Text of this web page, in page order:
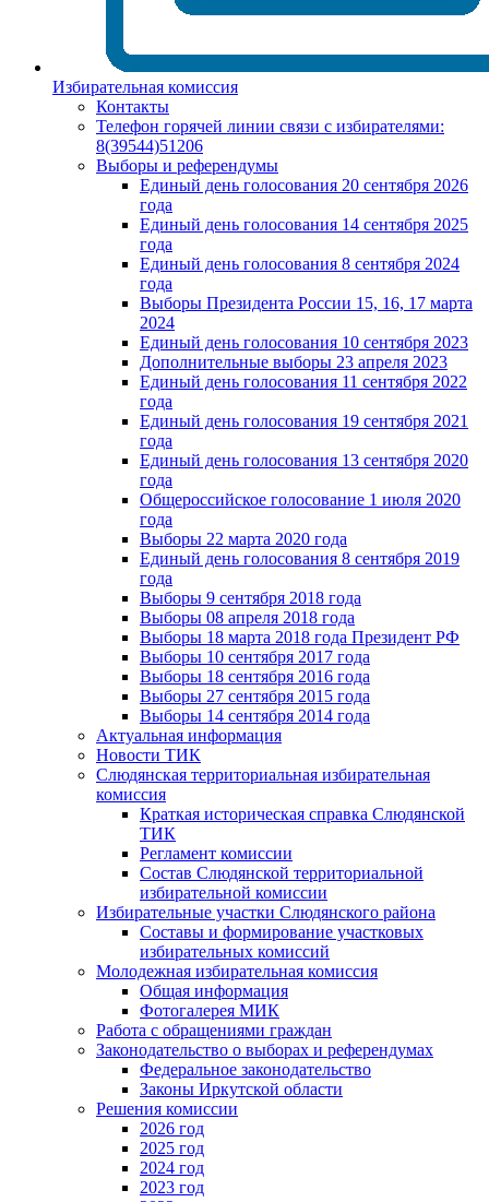
Избирательная комиссия
Контакты
Телефон горячей линии связи с избирателями:
8(39544)51206
Выборы и референдумы
Единый день голосования 20 сентября 2026
года
Единый день голосования 14 сентября 2025
года
Единый день голосования 8 сентября 2024
года
Выборы Президента России 15, 16, 17 марта
2024
Единый день голосования 10 сентября 2023
Дополнительные выборы 23 апреля 2023
Единый день голосования 11 сентября 2022
года
Единый день голосования 19 сентября 2021
года
Единый день голосования 13 сентября 2020
года
Общероссийское голосование 1 июля 2020
года
Выборы 22 марта 2020 года
Единый день голосования 8 сентября 2019
года
Выборы 9 сентября 2018 года
Выборы 08 апреля 2018 года
Выборы 18 марта 2018 года Президент РФ
Выборы 10 сентября 2017 года
Выборы 18 сентября 2016 года
Выборы 27 сентября 2015 года
Выборы 14 сентября 2014 года
Актуальная информация
Новости ТИК
Слюдянская территориальная избирательная
комиссия
Краткая историческая справка Слюдянской
ТИК
Регламент комиссии
Состав Слюдянской территориальной
избирательной комиссии
Избирательные участки Слюдянского района
Составы и формирование участковых
избирательных комиссий
Молодежная избирательная комиссия
Общая информация
Фотогалерея МИК
Работа с обращениями граждан
Законодательство о выборах и референдумах
Федеральное законодательство
Законы Иркутской области
Решения комиссии
2026 год
2025 год
2024 год
2023 год